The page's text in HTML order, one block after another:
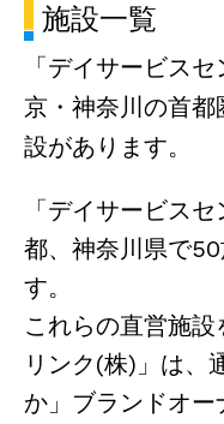
施設一覧
「デイサービス
京・神奈川の首
設があります。
「デイサービス
都、神奈川県で
す。
これらの直営施
リンク(株)」は、
か」ブランドオー